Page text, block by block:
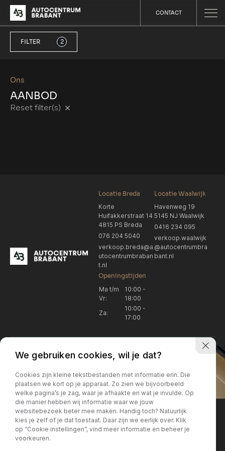
CONTACT
Ons
AANBOD
Reset filter(s)
FILTER 2
Locatie Breda
Korte
Huifakkerstraat 14
4815 PS Breda
076 204 5040
verkoop.breda@a
utocentrumbraban
t.nl
Locatie Waalwijk
Havenweg 19
5145 NJ Waalwijk
0416 234 095
verkoop.waalwijk
@autocentrumbra
bant.nl
Openingstijden
Ma t/m
Vr:
10:00 -
18:00
Za:
10:00 -
17:00
Locatie Breda
076 204 5040
Locatie Breda
verkoop.breda@autocentrum
brabant.nl
Locatie Breda
Korte Huifakkerstraat 14
4815 PS Breda
Locatie Breda
+31 076 204 5040
We gebruiken cookies, wil je dat?
Cookies zijn kleine tekstbestanden met informatie erin. Die
plaatsen we kort op je apparaat. Zo zien we bijvoorbeeld
welke pagina’s je zag, waar je afhaakte en wat je invulde. Op
die manier hebben wij informatie waar we jouw
websitebezoek beter mee maken. Handig toch? Natuurlijk
kies je zelf of je dat toestaat. Daar zijn we eerlijk over. Klik
op “Cookie instellingen”, vind meer informatie en beheer je
voorkeuren.